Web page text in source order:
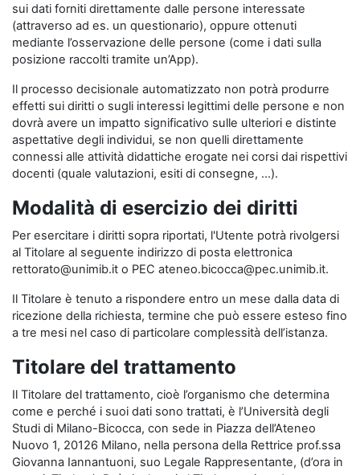
sui dati forniti direttamente dalle persone interessate
(attraverso ad es. un questionario), oppure ottenuti
mediante l’osservazione delle persone (come i dati sulla
posizione raccolti tramite un’App).
Il processo decisionale automatizzato non potrà produrre
effetti sui diritti o sugli interessi legittimi delle persone e non
dovrà avere un impatto significativo sulle ulteriori e distinte
aspettative degli individui, se non quelli direttamente
connessi alle attività didattiche erogate nei corsi dai rispettivi
docenti (quale valutazioni, esiti di consegne, …).
Modalità di esercizio dei diritti
Per esercitare i diritti sopra riportati, l'Utente potrà rivolgersi
al Titolare al seguente indirizzo di posta elettronica
rettorato@unimib.it o PEC ateneo.bicocca@pec.unimib.it.
Il Titolare è tenuto a rispondere entro un mese dalla data di
ricezione della richiesta, termine che può essere esteso fino
a tre mesi nel caso di particolare complessità dell’istanza.
Titolare del trattamento
Il Titolare del trattamento, cioè l’organismo che determina
come e perché i suoi dati sono trattati, è l’Università degli
Studi di Milano-Bicocca, con sede in Piazza dell’Ateneo
Nuovo 1, 20126 Milano, nella persona della Rettrice prof.ssa
Giovanna Iannantuoni, suo Legale Rappresentante, (d’ora in